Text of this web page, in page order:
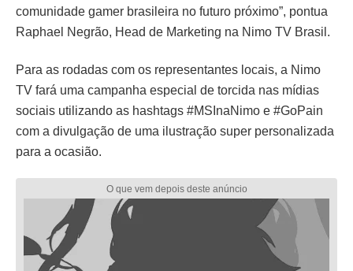
comunidade gamer brasileira no futuro próximo”, pontua
Raphael Negrão, Head de Marketing na Nimo TV Brasil.
Para as rodadas com os representantes locais, a Nimo
TV fará uma campanha especial de torcida nas mídias
sociais utilizando as hashtags #MSInaNimo e #GoPain
com a divulgação de uma ilustração super personalizada
para a ocasião.